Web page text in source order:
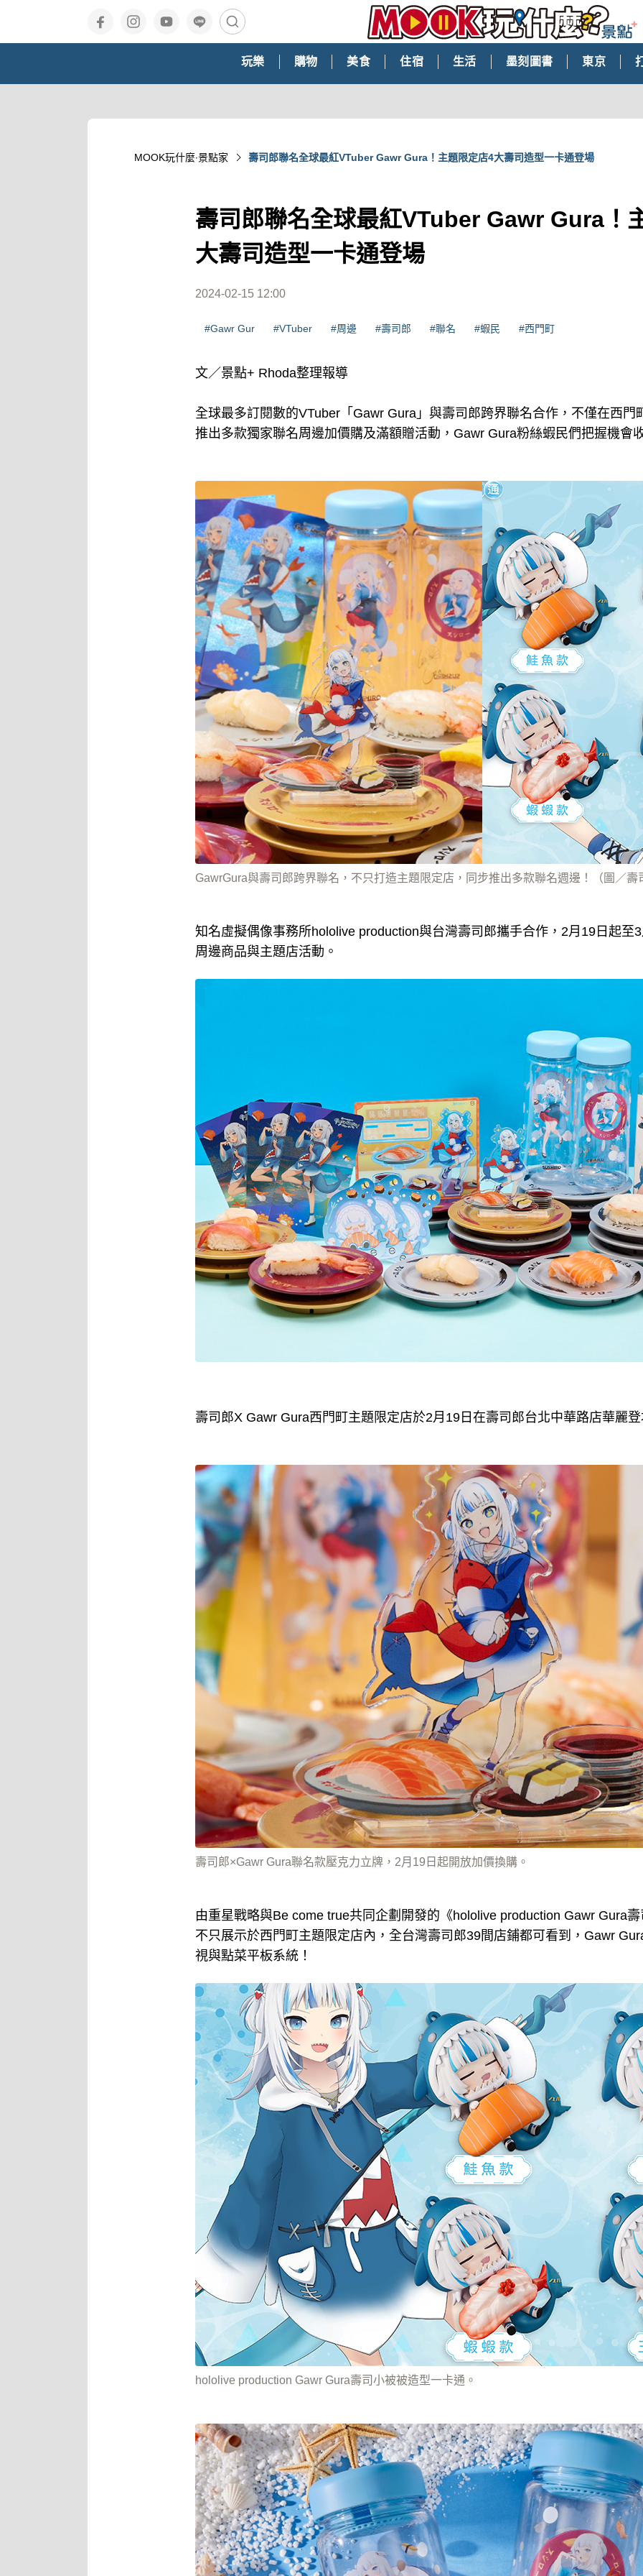
玩樂 購物 美食 住宿 生活 墨刻圖書 東京
MOOK玩什麼‧景點家 壽司郎聯名全球最紅VTuber Gawr Gura！主題限定店4大壽司造型一卡通登場
壽司郎聯名全球最紅VTuber Gawr Gura！
大壽司造型一卡通登場
2024-02-15 12:00
#Gawr Gur #VTuber #周邊 #壽司郎 #聯名 #蝦民 #西門町
文／景點+ Rhoda整理報導
全球最多訂閱數的VTuber「Gawr Gura」與壽司郎跨界聯名合作，不僅在西門
推出多款獨家聯名周邊加價購及滿額贈活動，Gawr Gura粉絲蝦民們把握機會
GawrGura與壽司郎跨界聯名，不只打造主題限定店，同步推出多款聯名週邊！（圖／壽
知名虛擬偶像事務所hololive production與台灣壽司郎攜手合作，2月19日起至
周邊商品與主題店活動。
壽司郎X Gawr Gura西門町主題限定店於2月19日在壽司郎台北中華路店華麗
壽司郎×Gawr Gura聯名款壓克力立牌，2月19日起開放加價換購。
由重星戰略與Be come true共同企劃開發的《hololive production Gawr Gura
不只展示於西門町主題限定店內，全台灣壽司郎39間店鋪都可看到，Gawr
視與點菜平板系統！
hololive production Gawr Gura壽司小被被造型一卡通。